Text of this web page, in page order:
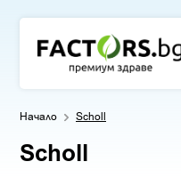
Начало Scholl
Scholl